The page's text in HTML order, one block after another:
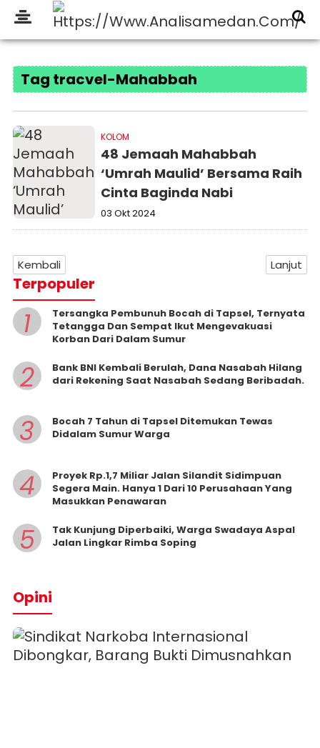
Tag tracvel-Mahabbah
KOLOM
48 Jemaah Mahabbah
‘Umrah Maulid’ Bersama Raih
Cinta Baginda Nabi
03 Okt 2024
Kembali Lanjut
Terpopuler
1
Tersangka Pembunuh Bocah di Tapsel, Ternyata
Tetangga Dan Sempat Ikut Mengevakuasi
Korban Dari Dalam Sumur
2
Bank BNI Kembali Berulah, Dana Nasabah Hilang
dari Rekening Saat Nasabah Sedang Beribadah.
3
Bocah 7 Tahun di Tapsel Ditemukan Tewas
Didalam Sumur Warga
4
Proyek Rp.1,7 Miliar Jalan Silandit Sidimpuan
Segera Main. Hanya 1 Dari 10 Perusahaan Yang
Masukkan Penawaran
5
Tak Kunjung Diperbaiki, Warga Swadaya Aspal
Jalan Lingkar Rimba Soping
Opini